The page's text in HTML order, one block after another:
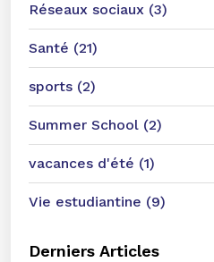
Réseaux sociaux (3)
Santé (21)
sports (2)
Summer School (2)
vacances d'été (1)
Vie estudiantine (9)
Derniers Articles